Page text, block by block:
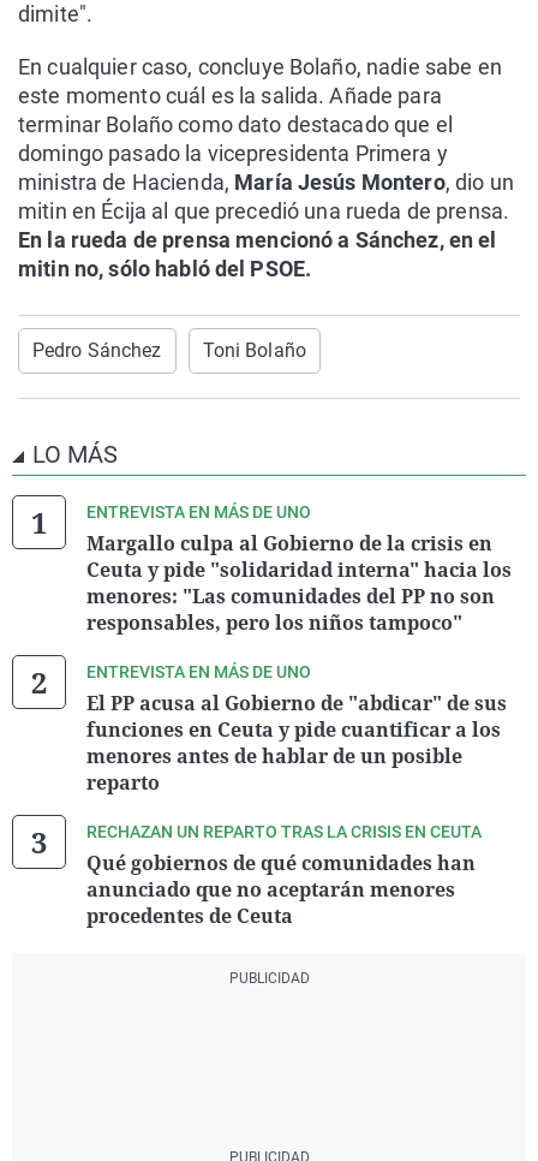
dimite".
En cualquier caso, concluye Bolaño, nadie sabe en
este momento cuál es la salida. Añade para
terminar Bolaño como dato destacado que el
domingo pasado la vicepresidenta Primera y
ministra de Hacienda, María Jesús Montero, dio un
mitin en Écija al que precedió una rueda de prensa.
En la rueda de prensa mencionó a Sánchez, en el
mitin no, sólo habló del PSOE.
Pedro Sánchez Toni Bolaño
LO MÁS
ENTREVISTA EN MÁS DE UNO
Margallo culpa al Gobierno de la crisis en
Ceuta y pide "solidaridad interna" hacia los
menores: "Las comunidades del PP no son
responsables, pero los niños tampoco"
ENTREVISTA EN MÁS DE UNO
El PP acusa al Gobierno de "abdicar" de sus
funciones en Ceuta y pide cuantificar a los
menores antes de hablar de un posible
reparto
RECHAZAN UN REPARTO TRAS LA CRISIS EN CEUTA
Qué gobiernos de qué comunidades han
anunciado que no aceptarán menores
procedentes de Ceuta